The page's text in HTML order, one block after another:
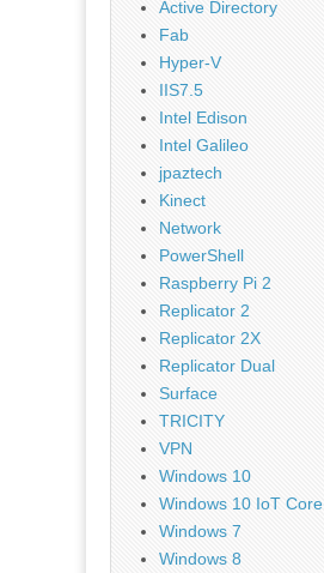
Active Directory
Fab
Hyper-V
IIS7.5
Intel Edison
Intel Galileo
jpaztech
Kinect
Network
PowerShell
Raspberry Pi 2
Replicator 2
Replicator 2X
Replicator Dual
Surface
TRICITY
VPN
Windows 10
Windows 10 IoT Core
Windows 7
Windows 8